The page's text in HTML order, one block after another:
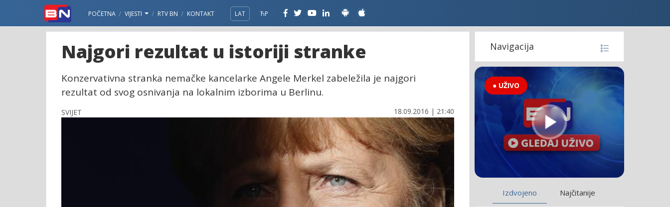
POČETNA VIJESTI RTV BN KONTAKT LAT ЋР
Najgori rezultat u istoriji stranke
Konzervativna stranka nemačke kancelarke Angele Merkel zabeležila je najgori
rezultat od svog osnivanja na lokalnim izborima u Berlinu.
SVIJET 18.09.2016 | 21:40
Navigacija
● UŽIVO
Izdvojeno Najčitanije